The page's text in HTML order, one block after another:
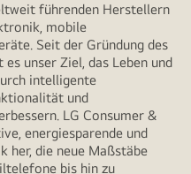
führenden Herstellern
mobile
Seit der Gründung des
unser Ziel, das Leben und
intelligente
und
LG Consumer &
energiesparende und
her, die neue Maßstäbe
bis hin zu